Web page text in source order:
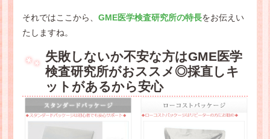
それではここから、 GME医学検査研究所の特長をお伝えい
たしますね。
失敗しないか不安な方はGME医学
検査研究所がおススメ◎採直しキ
ットがあるから安心